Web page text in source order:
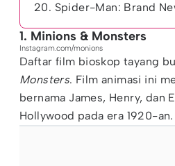
20. Spider-Man: Brand
1. Minions & Monsters
Instagram.com/monions
Daftar film bioskop tayang
Monsters. Film animasi ini
bernama James, Henry,
Hollywood pada era 1920-an.